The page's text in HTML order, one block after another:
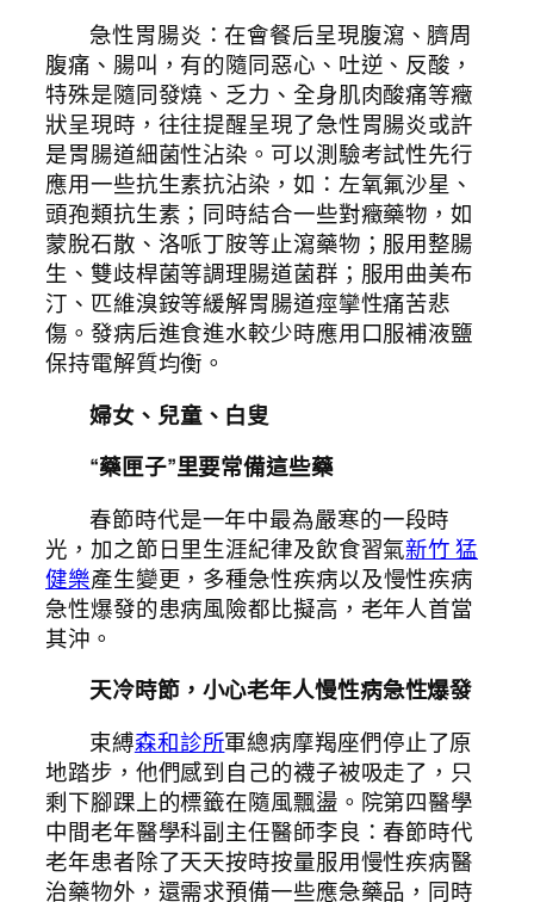
急性胃腸炎：在會餐后呈現腹瀉、臍周
腹痛、腸叫，有的隨同惡心、吐逆、反酸，
特殊是隨同發燒、乏力、全身肌肉酸痛等癥
狀呈現時，往往提醒呈現了急性胃腸炎或許
是胃腸道細菌性沾染。可以測驗考試性先行
應用一些抗生素抗沾染，如：左氧氟沙星、
頭孢類抗生素；同時結合一些對癥藥物，如
蒙脫石散、洛哌丁胺等止瀉藥物；服用整腸
生、雙歧桿菌等調理腸道菌群；服用曲美布
汀、匹維溴銨等緩解胃腸道痙攣性痛苦悲
傷。發病后進食進水較少時應用口服補液鹽
保持電解質均衡。
婦女、兒童、白叟
“藥匣子”里要常備這些藥
春節時代是一年中最為嚴寒的一段時
光，加之節日里生涯紀律及飲食習氣新竹 猛
健樂產生變更，多種急性疾病以及慢性疾病
急性爆發的患病風險都比擬高，老年人首當
其沖。
天冷時節，小心老年人慢性病急性爆發
束縛森和診所軍總病摩羯座們停止了原
地踏步，他們感到自己的襪子被吸走了，只
剩下腳踝上的標籤在隨風飄盪。院第四醫學
中間老年醫學科副主任醫師李良：春節時代
老年患者除了天天按時按量服用慢性疾病醫
治藥物外，還需求預備一些應急藥品，同時